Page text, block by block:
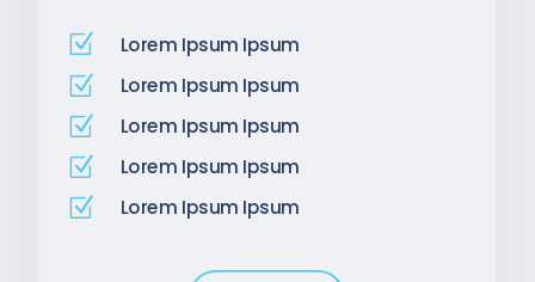
Z Lorem Ipsum Ipsum
Z Lorem Ipsum Ipsum
Z Lorem Ipsum Ipsum
Z Lorem Ipsum Ipsum
Z Lorem Ipsum Ipsum